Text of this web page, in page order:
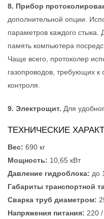
8. Прибор
дополнительной опции.
параметров каждого
память компьютера
Чаще всего, протоколер
газопроводов, требующих
контроля.
9. Электрощит. Для
ТЕХНИЧЕСКИЕ
Вес: 690 кг
Мощность: 10,65 кВт
Давление гидроблока: до
Габариты транспортной
Сварка труб диаметром:
Напряжения питания: 220